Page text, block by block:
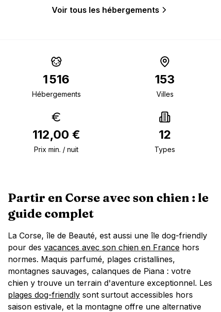
Voir tous les hébergements
1 516
Hébergements
153
Villes
112,00 €
Prix min. / nuit
12
Types
Partir en Corse avec son chien : le
guide complet
La Corse, île de Beauté, est aussi une île dog-friendly
pour des vacances avec son chien en France hors
normes. Maquis parfumé, plages cristallines,
montagnes sauvages, calanques de Piana : votre
chien y trouve un terrain d'aventure exceptionnel. Les
plages dog-friendly sont surtout accessibles hors
saison estivale, et la montagne offre une alternative